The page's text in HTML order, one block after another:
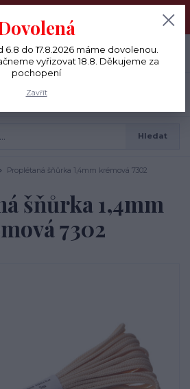
do 17.8.2026 máme dovolenou. Vaše
18.8. Děkujeme za pochopení
CZK
Hledat
0 Kč
Proplétaná šňůrka 1,4mm krémová 7302
šňůrka 1,4mm
7302
6.8 do 17.8.2026 máme dovolenou.
vyřizovat 18.8. Děkujeme za
pochopení
Zavřít